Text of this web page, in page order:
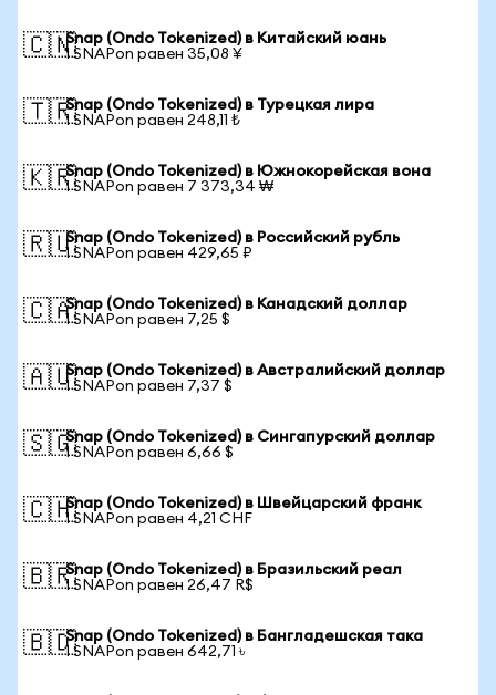
🇨🇳Snap (Ondo Tokenized) в Китайский юань
1 SNAPon равен 35,08 ¥
🇹🇷Snap (Ondo Tokenized) в Турецкая лира
1 SNAPon равен 248,11 ₺
🇰🇷Snap (Ondo Tokenized) в Южнокорейская вона
1 SNAPon равен 7 373,34 ₩
🇷🇺Snap (Ondo Tokenized) в Российский рубль
1 SNAPon равен 429,65 ₽
🇨🇦Snap (Ondo Tokenized) в Канадский доллар
1 SNAPon равен 7,25 $
🇦🇺Snap (Ondo Tokenized) в Австралийский доллар
1 SNAPon равен 7,37 $
🇸🇬Snap (Ondo Tokenized) в Сингапурский доллар
1 SNAPon равен 6,66 $
🇨🇭Snap (Ondo Tokenized) в Швейцарский франк
1 SNAPon равен 4,21 CHF
🇧🇷Snap (Ondo Tokenized) в Бразильский реал
1 SNAPon равен 26,47 R$
🇧🇩Snap (Ondo Tokenized) в Бангладешская така
1 SNAPon равен 642,71 ৳